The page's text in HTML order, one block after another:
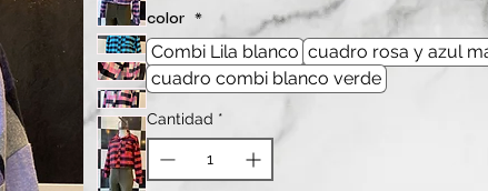
color *
Combi Lila blanco cuadro rosa y azul
cuadro combi blanco verde
Cantidad *